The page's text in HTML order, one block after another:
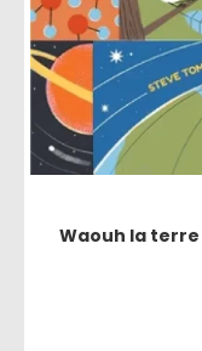
Waouh la